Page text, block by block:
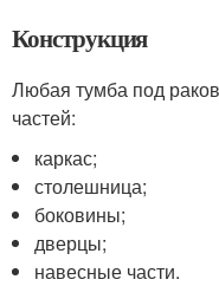
Конструкция
Любая тумба под
частей:
каркас;
столешница;
боковины;
дверцы;
навесные части.